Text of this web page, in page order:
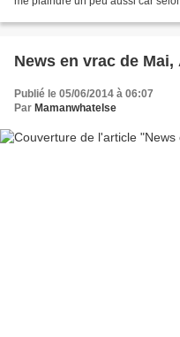
News en vrac de Mai,
Publié le 05/06/2014 à 06:07
Par Mamanwhatelse